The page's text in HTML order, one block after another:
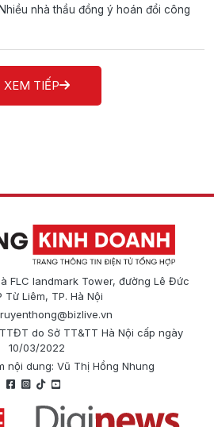
nhà thầu đồng ý hoán đổi công
XEM TIẾP
FLC landmark Tower, đường Lê Đức
Từ Liêm, TP. Hà Nội
do Sở TT&TT Hà Nội cấp ngày
10/03/2022
nội dung: Vũ Thị Hồng Nhung